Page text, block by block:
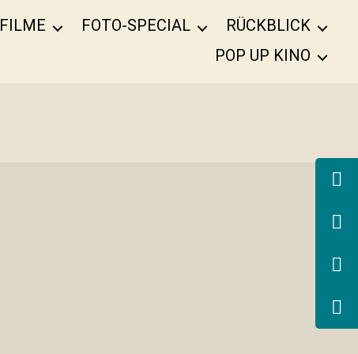
FILME FOTO-SPECIAL
RÜCKBLICK
POP UP KINO